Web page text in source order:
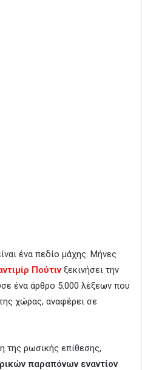
ένα πεδίο μάχης. Μήνες
Πούτινξεκινήσει την
ένα άρθρο 5.000 λέξεων που
χώρας, αναφέρει σε
της ρωσικής επίθεσης,
παραπόνων εναντίον